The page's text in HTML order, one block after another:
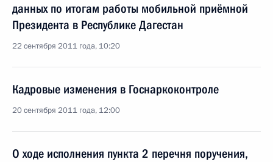
данных по итогам работы мобильной приёмной
Президента в Республике Дагестан
22 сентября 2011 года, 10:20
Кадровые изменения в Госнаркоконтроле
20 сентября 2011 года, 12:00
О ходе исполнения пункта 2 перечня поручения,